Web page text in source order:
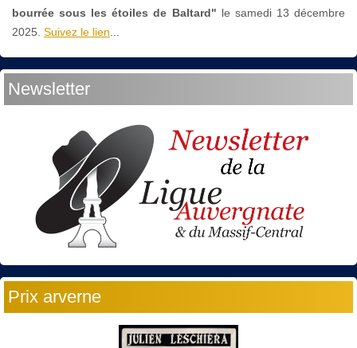
bourrée sous les étoiles de Baltard" le samedi 13 décembre
2025. Suivez le lien
Newsletter
Prix arverne